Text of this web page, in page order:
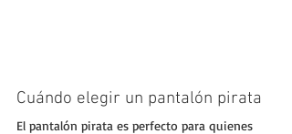
Cuándo elegir un pantalón pirata
El pantalón pirata es perfecto para quienes